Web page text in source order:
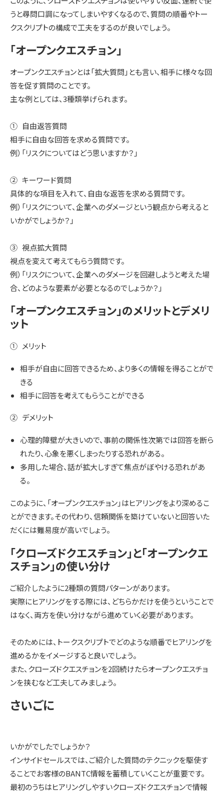
うと尋問口調になってしまいやすくなるので、質問の順番やトー
クスクリプトの構成で工夫をするのが良いでしょう。
「オープンクエスチョン」
オープンクエスチョンとは「拡大質問」とも言い、相手に様々な回
答を促す質問のことです。
主な例としては、3種類挙げられます。
① 自由返答質問
相手に自由な回答を求める質問です。
例）「リスクについてはどう思いますか？」
② キーワード質問
具体的な項目を入れて、自由な返答を求める質問です。
例）「リスクについて、企業へのダメージという観点から考えると
いかがでしょうか？」
③ 視点拡大質問
視点を変えて考えてもらう質問です。
例）「リスクについて、企業へのダメージを回避しようと考えた場
合、どのような要素が必要となるのでしょうか？」
「オープンクエスチョン」のメリットとデメリ
ット
① メリット
相手が自由に回答できるため、より多くの情報を得ることがで
きる
相手に回答を考えてもらうことができる
② デメリット
心理的障壁が大きいので、事前の関係性次第では回答を断ら
れたり、心象を悪くしまったりする恐れがある。
多用した場合、話が拡大しすぎて焦点がぼやける恐れがあ
る。
このように、「オープンクエスチョン」はヒアリングをより深めるこ
とができます。その代わり、信頼関係を築けていないと回答いた
だくには難易度が高いでしょう。
「クローズドクエスチョン」と「オープンクエ
スチョン」の使い分け
ご紹介したように2種類の質問パターンがあります。
実際にヒアリングをする際には、どちらかだけを使うということで
はなく、両方を使い分けながら進めていく必要があります。
そのためには、トークスクリプトでどのような順番でヒアリングを
進めるかをイメージすると良いでしょう。
また、クローズドクエスチョンを2回続けたらオープンクエスチョ
ンを挟むなど工夫してみましょう。
さいごに
いかがでしたでしょうか？
インサイドセールスでは、ご紹介した質問のテクニックを駆使す
ることでお客様のBANTC情報を蓄積していくことが重要です。
最初のうちはヒアリングしやすいクローズドクエスチョンで情報